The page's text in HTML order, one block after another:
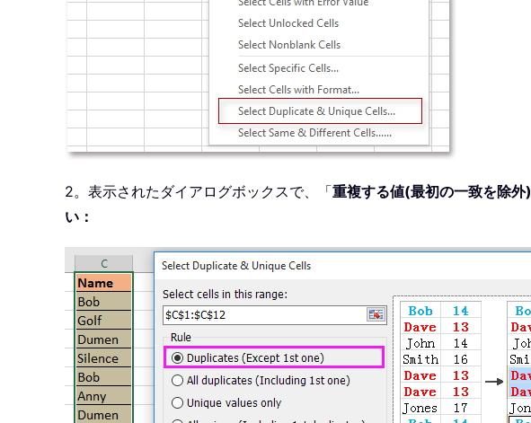
2。表示されたダイアログボックスで、「重複する値(最初の一致を除外)
い：